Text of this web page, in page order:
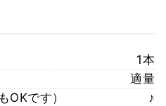
1本
適量
OKです）
♪